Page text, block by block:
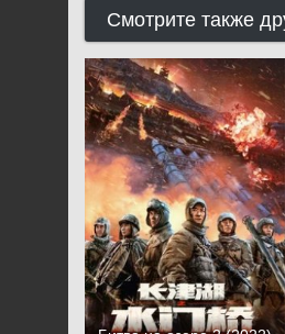
Смотрите также